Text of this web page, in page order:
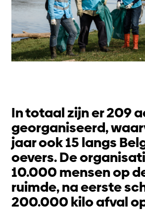
In totaal zijn er 209
georganiseerd,
jaar ook 15 langs
oevers. De
10.000 mensen op
ruimde, na eerste
200.000 kilo afval